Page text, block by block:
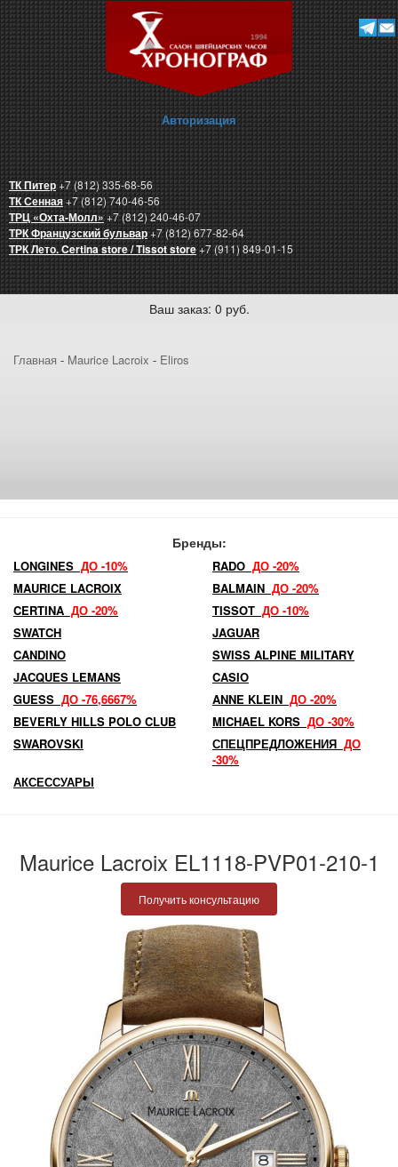
Авторизация
ТК Питер+7 (812) 335-68-56
ТК Сенная+7 (812) 740-46-56
ТРЦ «Охта-Молл»+7 (812) 240-46-07
ТРК Французский бульвар+7 (812) 677-82-64
ТРК Лето. Certina store / Tissot store+7 (911) 849-01-15
Ваш заказ: 0 руб.
Главная - Maurice Lacroix - Eliros
Бренды:
LONGINES ДО -10% RADO ДО -20%
MAURICE LACROIX
BALMAIN ДО -20%
CERTINA ДО -20% TISSOT ДО -10%
SWATCH
JAGUAR
CANDINO
SWISS ALPINE MILITARY
JACQUES LEMANS
CASIO
GUESS ДО -76,6667% ANNE KLEIN ДО -20%
BEVERLY HILLS POLO CLUB
MICHAEL KORS ДО -30%
SWAROVSKI
СПЕЦПРЕДЛОЖЕНИЯ ДО
-30%
АКСЕССУАРЫ
Maurice Lacroix EL1118-PVP01-210-1
Получить консультацию